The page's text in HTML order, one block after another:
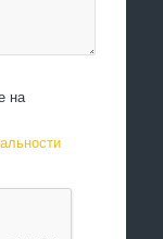
на